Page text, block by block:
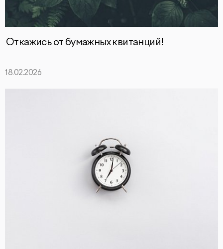
Откажись от бумажных квитанций!
18.02.2026